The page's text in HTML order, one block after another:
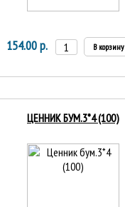
154.00 р. В корзину
ЦЕННИК БУМ.3*4 (100)